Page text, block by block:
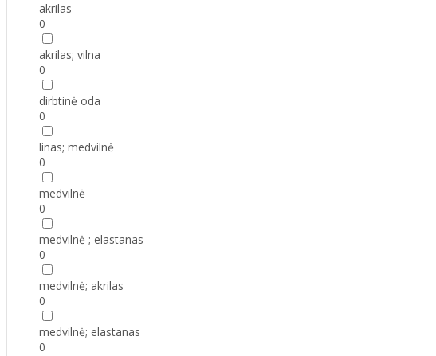
akrilas
0
akrilas; vilna
0
dirbtinė oda
0
linas; medvilnė
0
medvilnė
0
medvilnė ; elastanas
0
medvilnė; akrilas
0
medvilnė; elastanas
0